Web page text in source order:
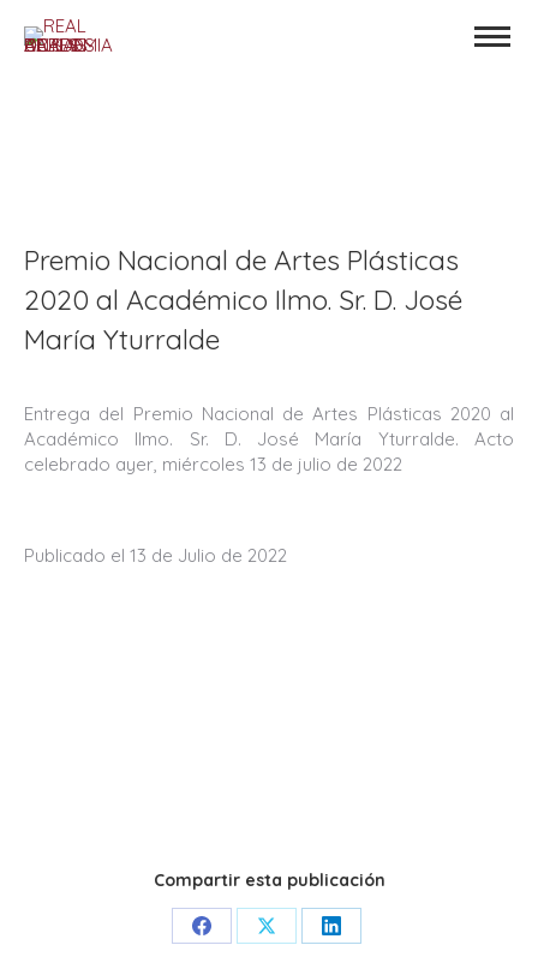
Premio Nacional de Artes Plásticas
2020 al Académico Ilmo. Sr. D. José
María Yturralde
Entrega del Premio Nacional de Artes Plásticas 2020 al
Académico Ilmo. Sr. D. José María Yturralde. Acto
celebrado ayer, miércoles 13 de julio de 2022
Publicado el 13 de Julio de 2022
Compartir esta publicación
Share Share Share